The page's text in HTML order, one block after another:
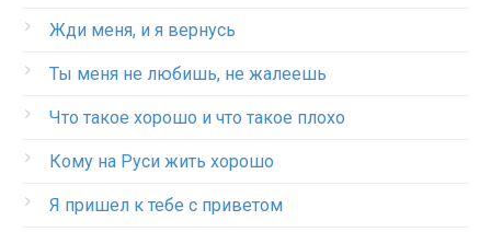
Жди меня, и я вернусь
Ты меня не любишь, не жалеешь
Что такое хорошо и что такое плохо
Кому на Руси жить хорошо
Я пришел к тебе с приветом